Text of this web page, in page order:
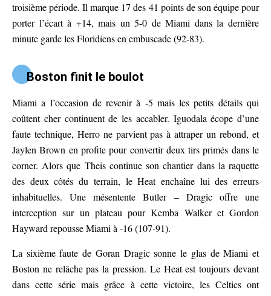
troisième période. Il marque 17 des 41 points de son équipe pour
porter l’écart à +14, mais un 5-0 de Miami dans la dernière
minute garde les Floridiens en embuscade (92-83).
Boston finit le boulot
Miami a l’occasion de revenir à -5 mais les petits détails qui
coûtent cher continuent de les accabler. Iguodala écope d’une
faute technique, Herro ne parvient pas à attraper un rebond, et
Jaylen Brown en profite pour convertir deux tirs primés dans le
corner. Alors que Theis continue son chantier dans la raquette
des deux côtés du terrain, le Heat enchaîne lui des erreurs
inhabituelles. Une mésentente Butler – Dragic offre une
interception sur un plateau pour Kemba Walker et Gordon
Hayward repousse Miami à -16 (107-91).
La sixième faute de Goran Dragic sonne le glas de Miami et
Boston ne relâche pas la pression. Le Heat est toujours devant
dans cette série mais grâce à cette victoire, les Celtics ont